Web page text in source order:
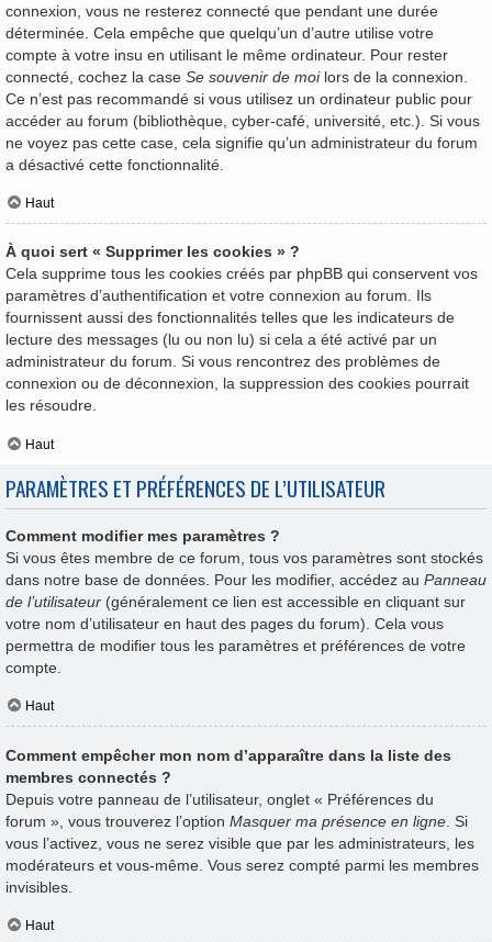
connexion, vous ne resterez connecté que pendant une durée
déterminée. Cela empêche que quelqu’un d’autre utilise votre
compte à votre insu en utilisant le même ordinateur. Pour rester
connecté, cochez la case Se souvenir de moilors de la connexion.
Ce n’est pas recommandé si vous utilisez un ordinateur public pour
accéder au forum (bibliothèque, cyber-café, université, etc.). Si vous
ne voyez pas cette case, cela signifie qu’un administrateur du forum
a désactivé cette fonctionnalité.
Haut
À quoi sert « Supprimer les cookies » ?
Cela supprime tous les cookies créés par phpBB qui conservent vos
paramètres d’authentification et votre connexion au forum. Ils
fournissent aussi des fonctionnalités telles que les indicateurs de
lecture des messages (lu ou non lu) si cela a été activé par un
administrateur du forum. Si vous rencontrez des problèmes de
connexion ou de déconnexion, la suppression des cookies pourrait
les résoudre.
Haut
PARAMÈTRES ET PRÉFÉRENCES DE L’UTILISATEUR
Comment modifier mes paramètres ?
Si vous êtes membre de ce forum, tous vos paramètres sont stockés
dans notre base de données. Pour les modifier, accédez au Panneau
de l’utilisateur (généralement ce lien est accessible en cliquant sur
votre nom d’utilisateur en haut des pages du forum). Cela vous
permettra de modifier tous les paramètres et préférences de votre
compte.
Haut
Comment empêcher mon nom d’apparaître dans la liste des
membres connectés ?
Depuis votre panneau de l’utilisateur, onglet « Préférences du
forum », vous trouverez l’option Masquer ma présence en ligne . Si
vous l’activez, vous ne serez visible que par les administrateurs, les
modérateurs et vous-même. Vous serez compté parmi les membres
invisibles.
Haut